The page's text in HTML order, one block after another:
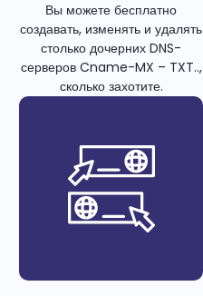
Вы можете бесплатно
создавать, изменять и удалять
столько дочерних DNS-
серверов Cname-MX – TXT..,
сколько захотите.